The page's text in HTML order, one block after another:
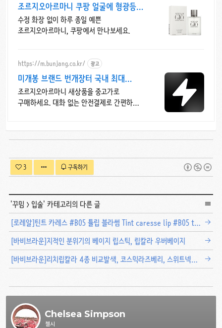
조르지오아르마니 쿠팡 얼굴에 형광등
켠 듯
수정 화장 없이 하루 종일 예쁜
조르지오아르마니, 쿠팡에서 만나보세요.
https://m.bunjang.co.kr/ 광고
미개봉 브랜드 번개장터 국내 최대
브랜드 중고거래
조르지오아르마니 새상품을 중고가로
구매하세요. 대화 없는 안전결제로 간편하게!
3 구독하기
'꾸밈 > 입술' 카테고리의 다른 글
[로레알]틴트 카레스 #B05 튤립 블라썸 Tint caresse lip #B05 tulip blossom
[바비브라운]지적인 분위기의 베이지 립스틱, 립칼라 우버베이지
[바비브라운]리치립칼라 4종 비교발색, 코스믹라즈베리, 스위트넥타, 소프트코랄, 모드핑크
Chelsea Simpson
첼시